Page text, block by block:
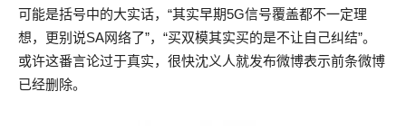
可能是括号中的大实话，“其实早期5G信号覆盖都不一定理
想，更别说SA网络了”，“买双模其实买的是不让自己纠结”。
或许这番言论过于真实，很快沈义人就发布微博表示前条微博
已经删除。